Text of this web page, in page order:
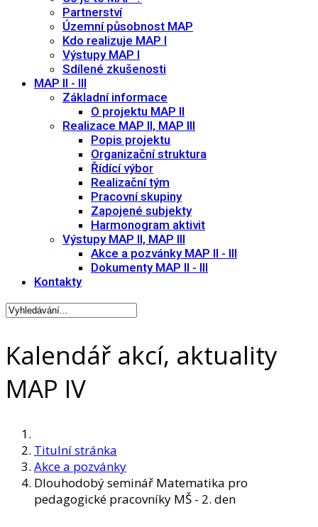
Partnerství
Územní působnost MAP
Kdo realizuje MAP I
Výstupy MAP I
Sdílené zkušenosti
MAP II - III
Základní informace
O projektu MAP II
Realizace MAP II, MAP III
Popis projektu
Organizační struktura
Řídící výbor
Realizační tým
Pracovní skupiny
Zapojené subjekty
Harmonogram aktivit
Výstupy MAP II, MAP III
Akce a pozvánky MAP II - III
Dokumenty MAP II - III
Kontakty
Kalendář akcí, aktuality
MAP IV
Titulní stránka
Akce a pozvánky
Dlouhodobý seminář Matematika pro
pedagogické pracovníky MŠ - 2. den